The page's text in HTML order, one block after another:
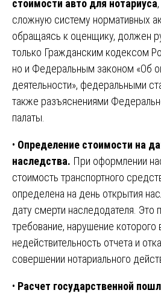
стоимости авто для нотариуса
сложную систему нормативных
обращаясь к оценщику, должен
только Гражданским кодексом
но и Федеральным законом «Об
деятельности», федеральными
также разъяснениями
палаты.
• Определение стоимости на
наследства. При оформлении
стоимость транспортного
определена на день открытия
дату смерти наследодателя. Это
требование, нарушение которого
недействительность отчета и
совершении нотариального
• Расчет государственной